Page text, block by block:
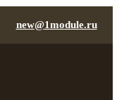
new@1module.ru